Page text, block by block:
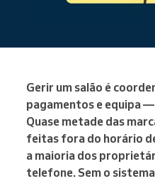
Gerir um salão é
pagamentos e equipa
Quase metade das
feitas fora do horário
a maioria dos
telefone. Sem o